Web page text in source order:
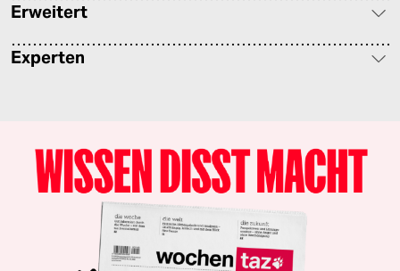
Erweitert
Experten